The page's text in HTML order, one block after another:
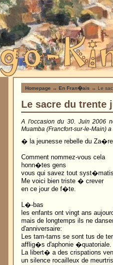
Homepage → En Fran�ais → Le
Le sacre du trente
A l'occasion du 30. Juin 2006
Muamba (Francfort-sur-le-Main)
� la jeunesse rebelle du Za�re
Comment nommez-vous cela
honn�tes gens
vous qui savez tout
Me voici bien triste � crever
en ce jour de f�te.
L�-bas
les enfants ont vingt ans
mais de longtemps ils ne
d'anniversaire:
Les tam-tams se sont tus de
afflig�s d'aphonie �quatoriale.
La libert� a des crispations
un silence rocailleux de